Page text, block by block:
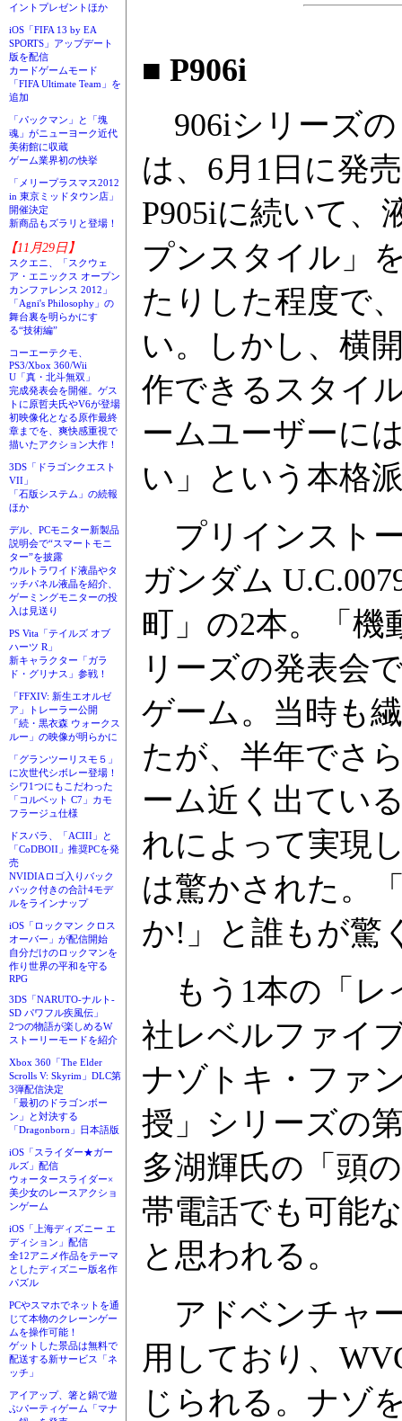
イントプレゼントほか
iOS「FIFA 13 by EA
SPORTS」アップデート
版を配信
カードゲームモード
「FIFA Ultimate Team」を
追加
「パックマン」と「塊
魂」がニューヨーク近代
美術館に収蔵
ゲーム業界初の快挙
「メリープラスマス2012
in 東京ミッドタウン店」
開催決定
新商品もズラリと登場！
【11月29日】
スクエニ、「スクウェ
ア・エニックス オープン
カンファレンス 2012」
「Agni's Philosophy」の
舞台裏を明らかにす
る“技術編”
コーエーテクモ、
PS3/Xbox 360/Wii
U「真・北斗無双」
完成発表会を開催。ゲス
トに原哲夫氏やV6が登場
初映像化となる原作最終
章までを、爽快感重視で
描いたアクション大作！
3DS「ドラゴンクエスト
VII」
「石版システム」の続報
ほか
デル、PCモニター新製品
説明会で“スマートモニ
ター”を披露
ウルトラワイド液晶やタ
ッチパネル液晶を紹介、
ゲーミングモニターの投
入は見送り
PS Vita「テイルズ オブ
ハーツ R」
新キャラクター「ガラ
ド・グリナス」参戦！
「FFXIV: 新生エオルゼ
ア」トレーラー公開
「続・黒衣森 ウォークス
ルー」の映像が明らかに
「グランツーリスモ５」
に次世代シボレー登場！
シワ1つにもこだわった
「コルベット C7」カモ
フラージュ仕様
ドスパラ、「ACIII」と
「CoDBOII」推奨PCを発
売
NVIDIAロゴ入りバック
パック付きの合計4モデ
ルをラインナップ
iOS「ロックマン クロス
オーバー」が配信開始
自分だけのロックマンを
作り世界の平和を守る
RPG
3DS「NARUTO-ナルト-
SD パワフル疾風伝」
2つの物語が楽しめるW
ストーリーモードを紹介
Xbox 360「The Elder
Scrolls V: Skyrim」DLC第
3弾配信決定
「最初のドラゴンボー
ン」と対決する
「Dragonborn」日本語版
iOS「スライダー★ガー
ルズ」配信
ウォータースライダー×
美少女のレースアクショ
ンゲーム
iOS「上海ディズニー エ
ディション」配信
全12アニメ作品をテーマ
としたディズニー版名作
パズル
PCやスマホでネットを通
じて本物のクレーンゲー
ムを操作可能！
ゲットした景品は無料で
配送する新サービス「ネ
ッチ」
アイアップ、箸と鍋で遊
ぶパーティゲーム「マナ
■ P906i
906iシリーズの
は、6月1日に発
P905iに続いて、
プンスタイル」
たりした程度で
い。しかし、横
作できるスタイ
ームユーザーに
い」という本格
プリインスト
ガンダム
町」の2本。「機
リーズの発表会
ゲーム。当時も
たが、半年でさ
ーム近く出てい
れによって実現
は驚かされた。
か!」と誰もが驚
もう1本の「レ
社レベルファイ
ナゾトキ・ファ
授」シリーズの
多湖輝氏の「頭
帯電話でも可能
と思われる。
アドベンチャ
用しており、
じられる。ナゾ